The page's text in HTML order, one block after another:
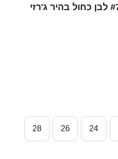
ילדים ישראל סתיו נחמני #7 לבן כחול בהיר ג'רזי
24
26
28